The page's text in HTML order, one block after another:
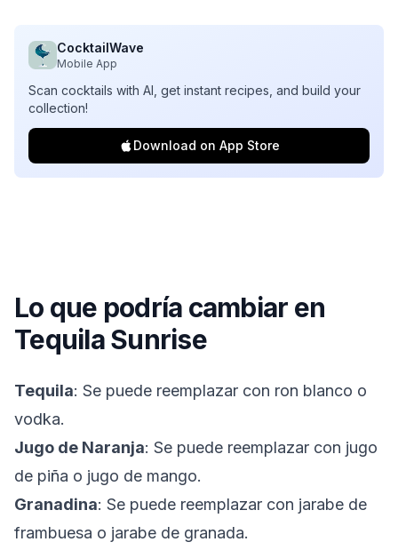
CocktailWave
Mobile App
Scan cocktails with AI, get instant recipes, and build your
collection!
Download on App Store
Lo que podría cambiar en
Tequila Sunrise
Tequila: Se puede reemplazar con ron blanco o
vodka.
Jugo de Naranja: Se puede reemplazar con jugo
de piña o jugo de mango.
Granadina: Se puede reemplazar con jarabe de
frambuesa o jarabe de granada.